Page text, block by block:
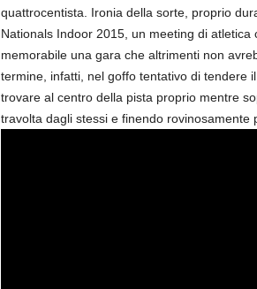
quattrocentista. Ironia della sorte, proprio
Nationals Indoor 2015, un meeting di
memorabile una gara che altrimenti non
termine, infatti, nel goffo tentativo di tendere
trovare al centro della pista proprio mentre
travolta dagli stessi e finendo rovinosamente